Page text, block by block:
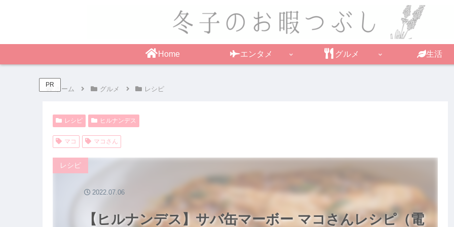
Home エンタメ グルメ 生活
PR
ホーム グルメ レシピ
レシピ ヒルナンデス
マコ マコさん
【ヒルナンデス】サバ缶マーボー マコさんレシピ（電
レシピ
2022.07.06